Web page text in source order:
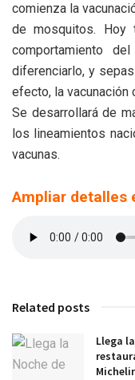
comienza la
de mosquitos. Hoy
comportamiento
diferenciarlo, y
efecto, la vacunación
Se desarrollará de
los lineamientos
vacunas.
Ampliar detalles
Related posts
Llega